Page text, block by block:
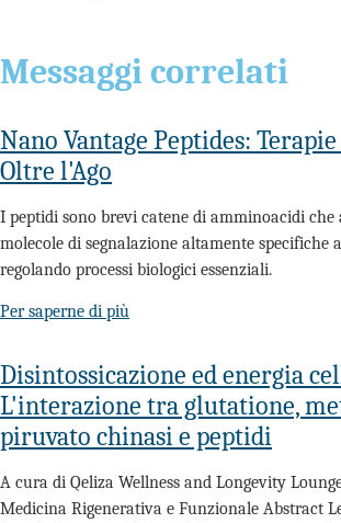
Messaggi correlati
Nano Vantage Peptides:
Oltre l'Ago
I peptidi sono brevi catene di amminoacidi che
molecole di segnalazione altamente specifiche
regolando processi biologici essenziali.
Per saperne di più
Disintossicazione ed energia
L'interazione tra glutatione,
piruvato chinasi e peptidi
A cura di Qeliza Wellness and Longevity
Medicina Rigenerativa e Funzionale Abstract